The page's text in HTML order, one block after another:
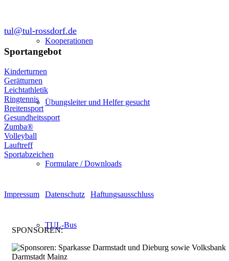
Kooperationen
Übungsleiter und Helfer gesucht
Formulare / Downloads
TUL-Bus
tul@tul-rossdorf.de
Sportangebot
Kinderturnen
Gerätturnen
Leichtathletik
Ringtennis
Breitensport
Gesundheitssport
Zumba®
Volleyball
Lauftreff
Sportabzeichen
Impressum Datenschutz Haftungsausschluss
SPONSOREN: